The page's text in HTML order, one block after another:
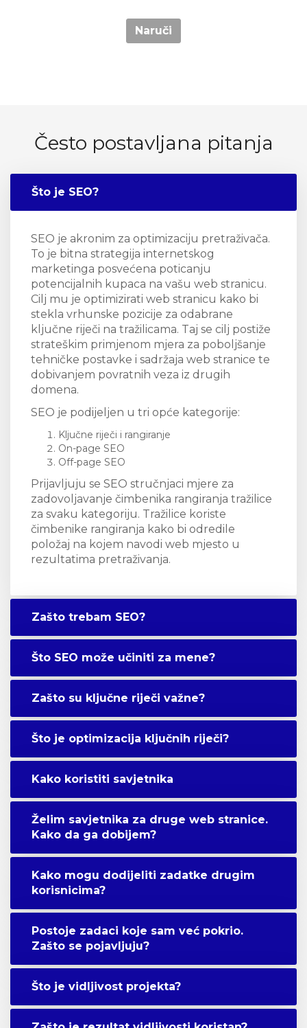
Naruči
Često postavljana pitanja
Što je SEO?
SEO je akronim za optimizaciju pretraživača.
To je bitna strategija internetskog
marketinga posvećena poticanju
potencijalnih kupaca na vašu web stranicu.
Cilj mu je optimizirati web stranicu kako bi
stekla vrhunske pozicije za odabrane
ključne riječi na tražilicama. Taj se cilj postiže
strateškim primjenom mjera za poboljšanje
tehničke postavke i sadržaja web stranice te
dobivanjem povratnih veza iz drugih
domena.
SEO je podijeljen u tri opće kategorije:
Ključne riječi i rangiranje
On-page SEO
Off-page SEO
Prijavljuju se SEO stručnjaci mjere za
zadovoljavanje čimbenika rangiranja tražilice
za svaku kategoriju. Tražilice koriste
čimbenike rangiranja kako bi odredile
položaj na kojem navodi web mjesto u
rezultatima pretraživanja.
Zašto trebam SEO?
Što SEO može učiniti za mene?
Zašto su ključne riječi važne?
Što je optimizacija ključnih riječi?
Kako koristiti savjetnika
Želim savjetnika za druge web stranice.
Kako da ga dobijem?
Kako mogu dodijeliti zadatke drugim
korisnicima?
Postoje zadaci koje sam već pokrio.
Zašto se pojavljuju?
Što je vidljivost projekta?